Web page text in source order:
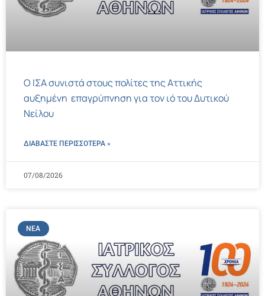
Ο ΙΣΑ συνιστά στους πολίτες της Αττικής
αυξημένη επαγρύπνηση για τον ιό του Δυτικού
Νείλου
ΔΙΑΒΑΣΤΕ ΠΕΡΙΣΣΌΤΕΡΑ »
07/08/2026
ΝΈΑ